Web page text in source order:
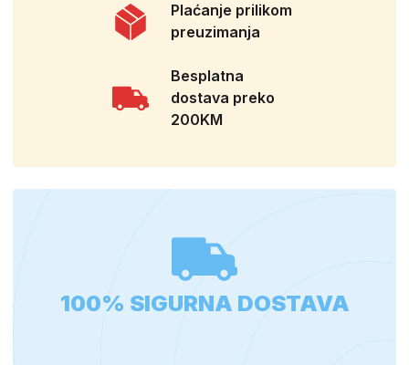
Plaćanje prilikom
preuzimanja
Besplatna
dostava preko
200KM
100% SIGURNA DOSTAVA